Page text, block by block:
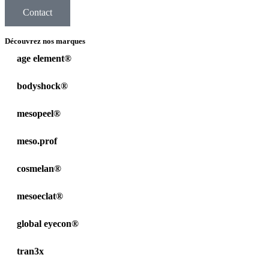
Contact
Découvrez nos marques
age element®
bodyshock®
mesopeel®
meso.prof
cosmelan®
mesoeclat®
global eyecon®
tran3x